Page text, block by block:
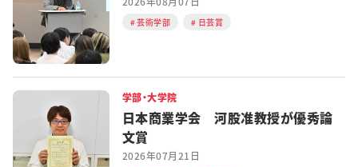
芸術学部 日芸賞
学部・大学院
日本商業学会 河股准教授が優秀論
文賞
2026年07月21日